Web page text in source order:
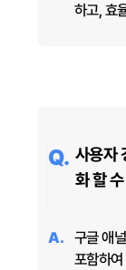
하고, 효
사용자
화 할
구글 애
포함하